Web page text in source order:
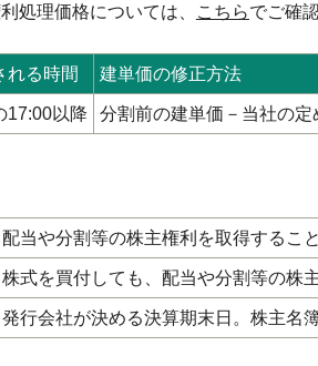
処理価格については、
こちらでご確
れる時間 建単価の修正方法
17:00以降 分割前の建単価－当社の
配当や分割等の株主権利を取得するこ
株式を買付しても、配当や分割等の株
発行会社が決める決算期末日。株主名